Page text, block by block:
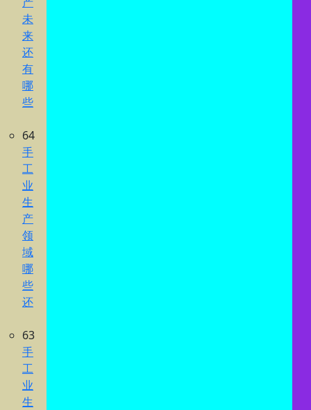
未
来
还
有
哪
些
64
手
工
业
生
产
领
域
哪
些
还
63
手
工
业
生